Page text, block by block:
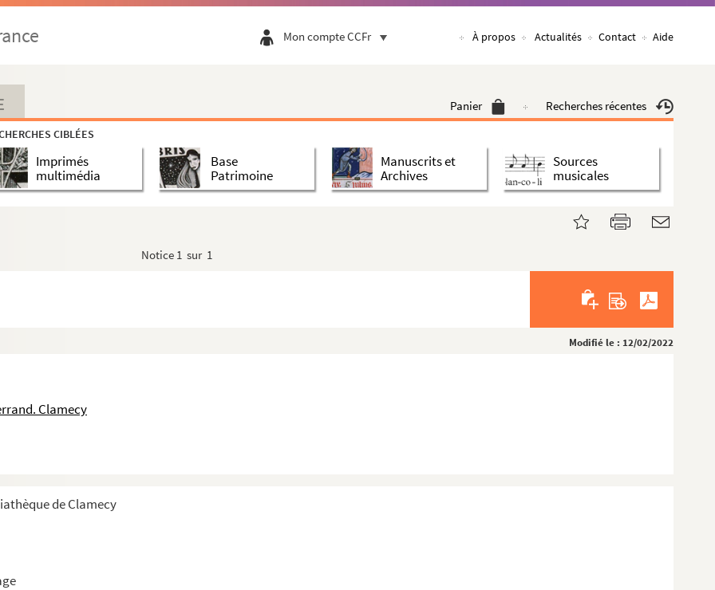
Mon compte CCFr À propos Actualités Contact Aide
Panier Recherches récentes
CIBLÉES
Imprimés
multimédia
Base
Patrimoine
Manuscrits et
Archives
Sources
musicales
Notice 1 sur 1
Modifié le : 12/02/2022
Clamecy
de Clamecy
de tricages et occupations du flot
des gardes rivières et affaires jugé...